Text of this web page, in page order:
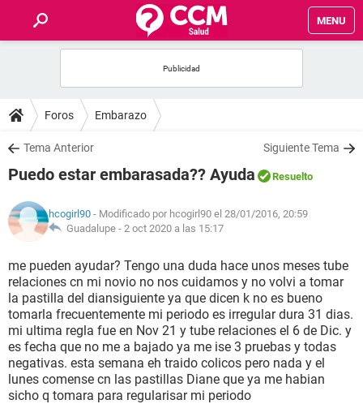
MENU
FOROS
SALUD
NUTRICIÓN
BIENESTAR
SEXUALIDAD
GLOSARIO
Foros Embarazo
Tema Anterior Siguiente Tema
Puedo estar embarasada?? Ayuda Resuelto
hcogirl90 - Modificado por hcogirl90 el 28/01/2016, 20:59
Guadalupe - 2 oct 2020 a las 15:17
me pueden ayudar? Tengo una duda hace unos meses tube
relaciones cn mi novio no nos cuidamos y no volvi a tomar
la pastilla del diansiguiente ya que dicen k no es bueno
tomarla frecuentemente mi periodo es irregular dura 31 dias.
mi ultima regla fue en Nov 21 y tube relaciones el 6 de Dic. y
es fecha que no me a bajado ya me ise 3 pruebas y todas
negativas. esta semana eh traido colicos pero nada y el
lunes comense cn las pastillas Diane que ya me habian
sicho q tomara para regularisar mi periodo